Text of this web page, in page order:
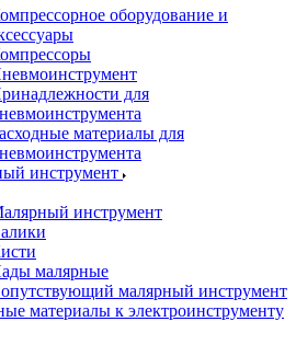
оборудование и
для
материалы для
инструмент
инструмент
малярные
малярный инструмент
материалы к электроинструменту